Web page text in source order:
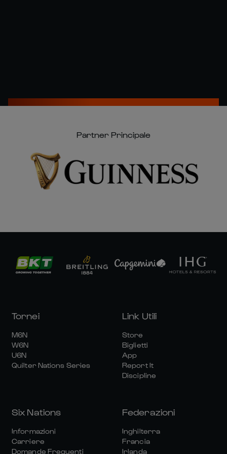
Partner Principale
Tornei
M6N
W6N
U6N
Quilter Nations Series
Link Utili
Store
Biglietti
App
Report It
Discipline
Six Nations
Informazioni
Carriere
Domande Frequenti
Federazioni
Inghilterra
Francia
Irlanda